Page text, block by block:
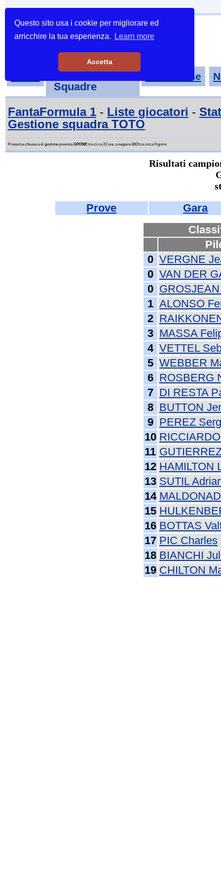
Questo sito usa i cookie per migliorare ed
arricchire la tua esperienza.
Learn more
Accetta
Tornei-
Squadre
Classifiche
FantaFormula 1- Liste giocatori -
Gestione squadra TOTO
Prossima chiusura di gestione previstaGPONEtra circa 22 ore, a seguire UCI tra circa 9 giorni
Risultati
Prove
Gara
0 VERGNE
0 VAN DER
0
1 ALONSO
2
3 MASSA
4 VETTEL
5 WEBBER
6 ROSBERG
7 DI RESTA
8 BUTTON
9 PEREZ
10
11
12 HAMILTON
13 SUTIL
14
15
16 BOTTAS
17 PIC Charles
18 BIANCHI
19 CHILTON